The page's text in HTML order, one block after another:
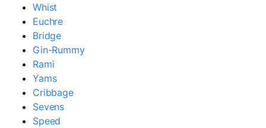
Whist
Euchre
Bridge
Gin-Rummy
Rami
Yams
Cribbage
Sevens
Speed